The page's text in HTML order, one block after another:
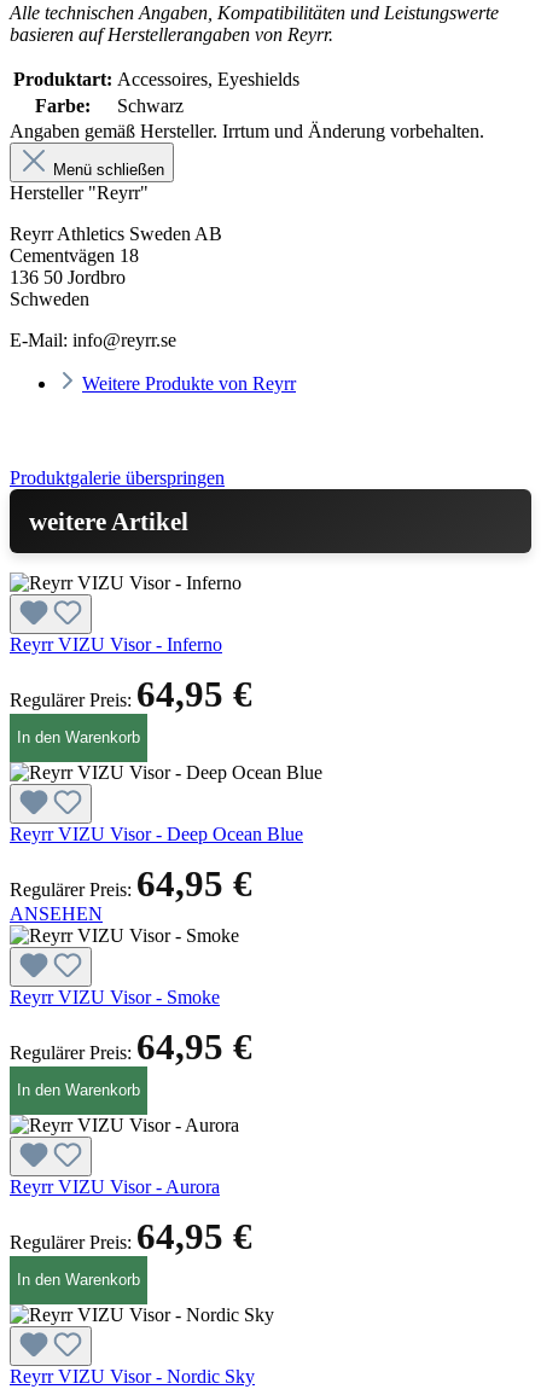
Alle technischen Angaben, Kompatibilitäten und Leistungswerte
basieren auf Herstellerangaben von Reyrr.
Produktart: Accessoires, Eyeshields
Farbe:
Schwarz
Angaben gemäß Hersteller. Irrtum und Änderung vorbehalten.
Menü schließen
Hersteller "Reyrr"
Reyrr Athletics Sweden AB
Cementvägen 18
136 50 Jordbro
Schweden
E-Mail: info@reyrr.se
Weitere Produkte von Reyrr
Produktgalerie überspringen
weitere Artikel
Reyrr VIZU Visor - Inferno
Regulärer Preis: 64,95 €
In den Warenkorb
Reyrr VIZU Visor - Deep Ocean Blue
Regulärer Preis: 64,95 €
ANSEHEN
Reyrr VIZU Visor - Smoke
Regulärer Preis: 64,95 €
In den Warenkorb
Reyrr VIZU Visor - Aurora
Regulärer Preis: 64,95 €
In den Warenkorb
Reyrr VIZU Visor - Nordic Sky